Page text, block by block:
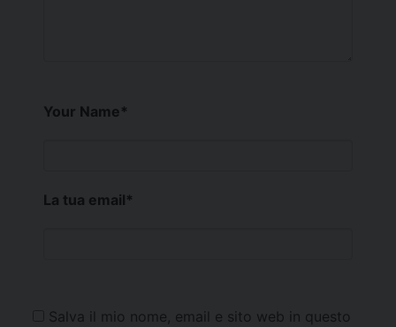
Your Name*
La tua email*
Salva il mio nome, email e sito web in questo